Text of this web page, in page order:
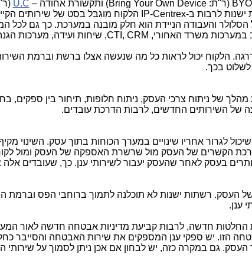
(ר"ת:Bring Your Own Device) ותקשורת אחודה – U.C
ישנות לרבות ב-IP-Centrex
הלקוח מוגבל בסט של שירותים
והעבודה הניידת הוא חלק מובנה במערכת. כך גם לכל
במערכות משרד האחורי, CTI, CRM, שיחות ועידה, מערכות
הלקוח יכול לראות כל מה שנעשה אצלו ברשת וברמת
לשלוט בכך.
מהלך של ניתוח צרכי העסק, ניתוח חלופות, תיחור בין ספקים,
של השירותים החדשים, לרבות הדרכת עובדים.
לגרור אחריו שינויים במערך הכוחות בתוך עסק. השינוי מקיף
הקשרים של העסק מול שרשרת האספקה של העסק ומול
בעסק לאחר שהעסק יעבור לשירותי ענן. כך, שעובדים אלה
העסק. רשתות ישנות לא תוכלנה לתמוך ברוחבי הפס וברמת
ענן.
חדשה, לרבות קביעת מדיניות אבטחה חדשה לאור
הזו. יש ספקי ענן המספקים את שירות האבטחה והסייבר
גם במקרה כזה, יש לבחון אם אכן ניתן לסמוך על שירותי